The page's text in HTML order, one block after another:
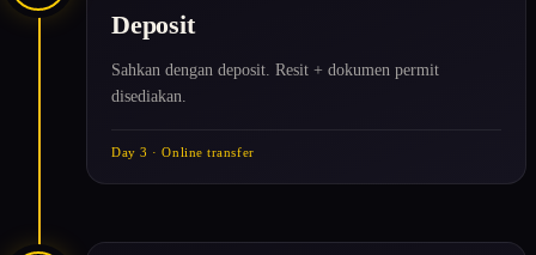
Deposit
Sahkan dengan deposit. Resit + dokumen permit
disediakan.
Day 3 · Online transfer